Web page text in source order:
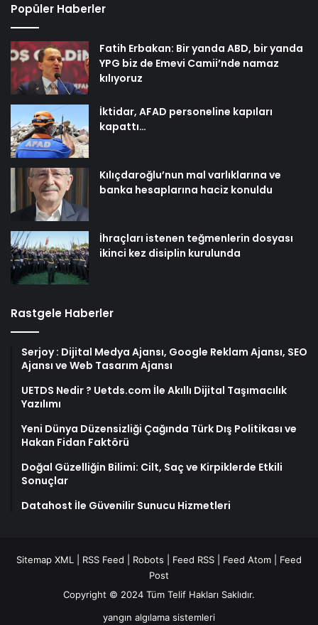
Popüler Haberler
Fatih Erbakan: Bir yanda ABD, bir yanda
YPG biz de Emevi Camii’nde namaz
kılıyoruz
İktidar, AFAD personeline kapıları
kapattı…
Kılıçdaroğlu’nun mal varlıklarına ve
banka hesaplarına haciz konuldu
İhraçları istenen teğmenlerin dosyası
ikinci kez disiplin kurulunda
Rastgele Haberler
Serjoy : Dijital Medya Ajansı, Google Reklam Ajansı, SEO
Ajansı ve Web Tasarım Ajansı
UETDS Nedir ? Uetds.com İle Akıllı Dijital Taşımacılık
Yazılımı
Yeni Dünya Düzensizliği Çağında Türk Dış Politikası ve
Hakan Fidan Faktörü
Doğal Güzelliğin Bilimi: Cilt, Saç ve Kirpiklerde Etkili
Sonuçlar
Datahost İle Güvenilir Sunucu Hizmetleri
Sitemap XML RSS Feed Robots Feed RSS Feed Atom
Feed
Post
Copyright © 2024 Tüm Telif Hakları Saklıdır.
yangın algılama sistemleri